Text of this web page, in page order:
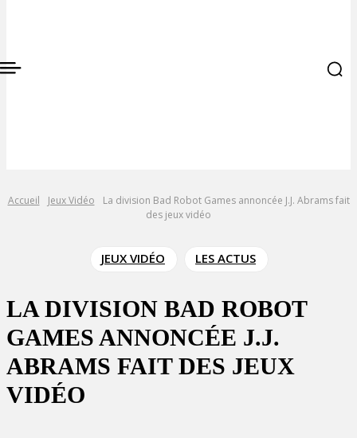
Accueil Jeux Vidéo
La division Bad Robot Games annoncée J.J. Abrams fait
des jeux vidéo
JEUX VIDÉO LES ACTUS
LA DIVISION BAD ROBOT
GAMES ANNONCÉE J.J.
ABRAMS FAIT DES JEUX
VIDÉO